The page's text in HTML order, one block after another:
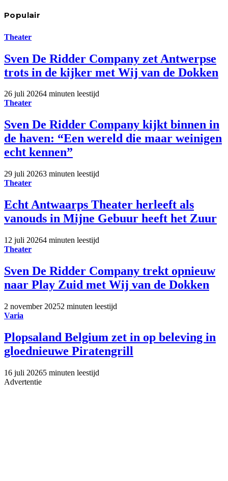
Populair
Theater
Sven De Ridder Company zet Antwerpse
trots in de kijker met Wij van de Dokken
26 juli 20264 minuten leestijd
Theater
Sven De Ridder Company kijkt binnen in
de haven: “Een wereld die maar weinigen
echt kennen”
29 juli 20263 minuten leestijd
Theater
Echt Antwaarps Theater herleeft als
vanouds in Mijne Gebuur heeft het Zuur
12 juli 20264 minuten leestijd
Theater
Sven De Ridder Company trekt opnieuw
naar Play Zuid met Wij van de Dokken
2 november 20252 minuten leestijd
Varia
Plopsaland Belgium zet in op beleving in
gloednieuwe Piratengrill
16 juli 20265 minuten leestijd
Advertentie